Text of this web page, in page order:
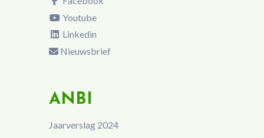
Youtube
Linkedin
Nieuwsbrief
ANBI
Jaarverslag 2024